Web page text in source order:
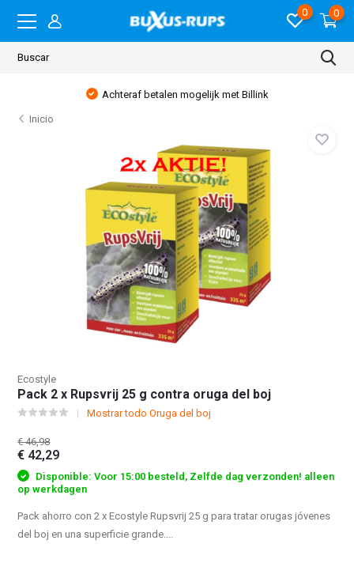
0 0
Achteraf betalen mogelijk met Billink
Inicio
Ecostyle
Pack 2 x Rupsvrij 25 g contra oruga del boj
Mostrar todo Oruga del boj
€ 46,98
€ 42,29
Disponible: Voor 15:00 besteld, Zelfde dag verzonden! alleen
op werkdagen
Pack ahorro con 2 x Ecostyle Rupsvrij 25 g para tratar orugas jóvenes
del boj en una superficie grande....